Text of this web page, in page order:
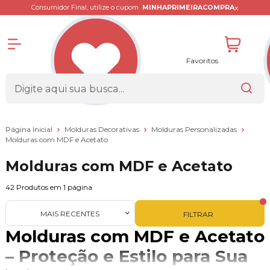
Consumidor Final, utilize o cupom MINHAPRIMEIRACOMPRAx
Favoritos
Página Inicial Molduras Decorativas
Molduras Personalizadas
Molduras com MDF e Acetato
Molduras com MDF e Acetato
42 Produtos em 1 página
FILTRAR
MAIS RECENTES
Molduras com MDF e Acetato
– Proteção e Estilo para Sua